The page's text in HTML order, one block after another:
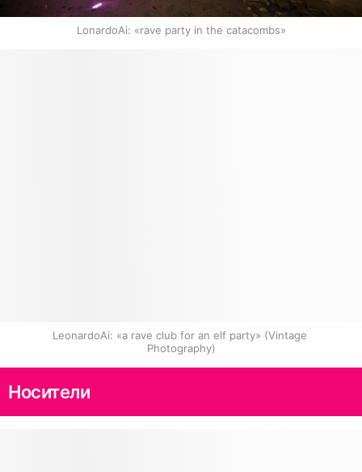
LonardoAi: «rave party in the catacombs»
LeonardoAi: «a rave club for an elf party» (Vintage
Photography)
Носители